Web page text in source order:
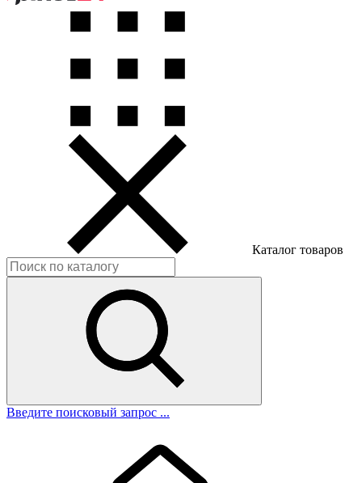
Каталог товаров
Введите поисковый запрос ...